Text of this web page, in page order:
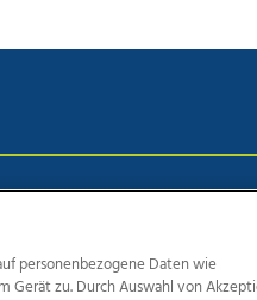
personenbezogene Daten wie
Gerät zu. Durch Auswahl von